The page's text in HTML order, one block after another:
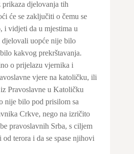
prikaza djelovanja tih
će se zaključiti o čemu se
i vidjeti da u mjestima u
uopće nije bilo
kakvog prekrštavanja.
o prijelazu vjernika i
vjere na katoličku, ili
Pravoslavne u Katoličku
nije bilo pod prisilom sa
Crkve, nego na izričito
pravoslavnih Srba, s ciljem
od terora i da se spase njihovi